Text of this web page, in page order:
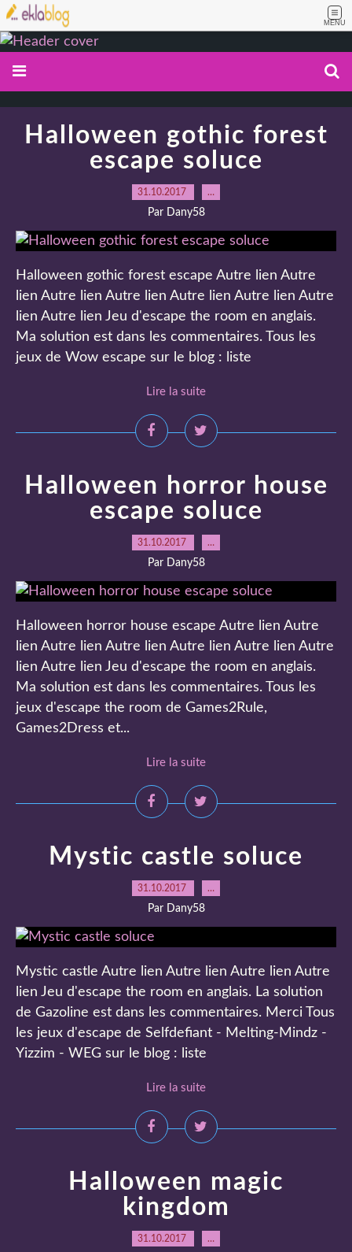
MENU
Halloween gothic forest
escape soluce
31.10.2017 …
Par Dany58
Halloween gothic forest escape Autre lien Autre
lien Autre lien Autre lien Autre lien Autre lien Autre
lien Autre lien Jeu d'escape the room en anglais.
Ma solution est dans les commentaires. Tous les
jeux de Wow escape sur le blog : liste
Lire la suite
Halloween horror house
escape soluce
31.10.2017 …
Par Dany58
Halloween horror house escape Autre lien Autre
lien Autre lien Autre lien Autre lien Autre lien Autre
lien Autre lien Jeu d'escape the room en anglais.
Ma solution est dans les commentaires. Tous les
jeux d'escape the room de Games2Rule,
Games2Dress et...
Lire la suite
Mystic castle soluce
31.10.2017 …
Par Dany58
Mystic castle Autre lien Autre lien Autre lien Autre
lien Jeu d'escape the room en anglais. La solution
de Gazoline est dans les commentaires. Merci Tous
les jeux d'escape de Selfdefiant - Melting-Mindz -
Yizzim - WEG sur le blog : liste
Lire la suite
Halloween magic
kingdom
31.10.2017 …